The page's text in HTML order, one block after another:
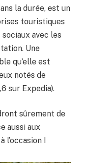
la durée, est un
touristiques
avec les
Une
qu’elle est
notés de
sur Expedia).
sûrement de
aussi aux
l’occasion !